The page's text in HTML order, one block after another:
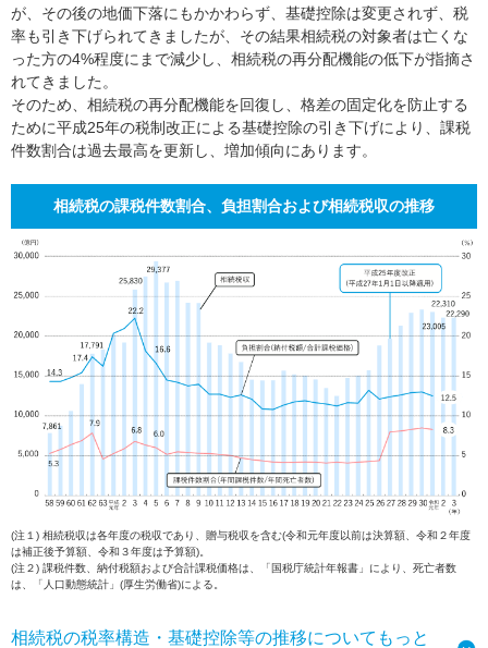
が、その後の地価下落にもかかわらず、基礎控除は変更されず、税
率も引き下げられてきましたが、その結果相続税の対象者は亡くな
った方の4%程度にまで減少し、相続税の再分配機能の低下が指摘さ
れてきました。
そのため、相続税の再分配機能を回復し、格差の固定化を防止する
ために平成25年の税制改正による基礎控除の引き下げにより、課税
件数割合は過去最高を更新し、増加傾向にあります。
相続税の課税件数割合、負担割合および相続税収の推移
(注１) 相続税収は各年度の税収であり、贈与税収を含む(令和元年度以前は決算額、令和２年度
は補正後予算額、令和３年度は予算額)。
(注２) 課税件数、納付税額および合計課税価格は、「国税庁統計年報書」により、死亡者数
は、「人口動態統計」(厚生労働省)による。
相続税の税率構造・基礎控除等の推移についてもっと